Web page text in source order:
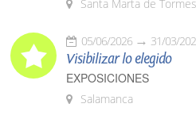
Santa Marta de Tormes
05/06/2026 31/03/
Visibilizar lo elegido
EXPOSICIONES
Salamanca